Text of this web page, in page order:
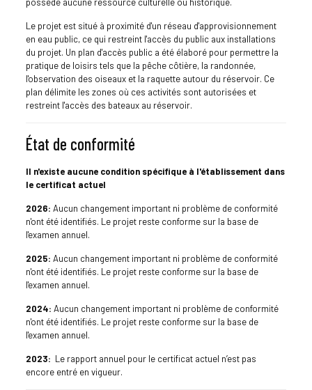
Le projet est situé à proximité d'un réseau d'approvisionnement
en eau public, ce qui restreint l'accès du public aux installations
du projet. Un plan d'accès public a été élaboré pour permettre la
pratique de loisirs tels que la pêche côtière, la randonnée,
l'observation des oiseaux et la raquette autour du réservoir. Ce
plan délimite les zones où ces activités sont autorisées et
restreint l'accès des bateaux au réservoir.
État de conformité
Il n'existe aucune condition spécifique à l'établissement dans
le certificat actuel
2026: Aucun changement important ni problème de conformité
n'ont été identifiés. Le projet reste conforme sur la base de
l'examen annuel.
2025: Aucun changement important ni problème de conformité
n'ont été identifiés. Le projet reste conforme sur la base de
l'examen annuel.
2024: Aucun changement important ni problème de conformité
n'ont été identifiés. Le projet reste conforme sur la base de
l'examen annuel.
2023: Le rapport annuel pour le certificat actuel n’est pas
encore entré en vigueur.